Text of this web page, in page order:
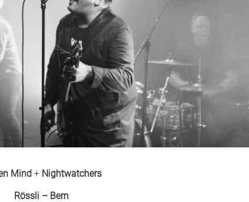
Mind + Nightwatchers
Rössli – Bern